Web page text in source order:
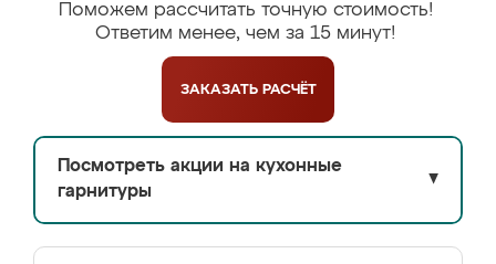
Поможем рассчитать точную стоимость!
Ответим менее, чем за 15 минут!
ЗАКАЗАТЬ РАСЧЁТ
Посмотреть акции на кухонные
гарнитуры
▼